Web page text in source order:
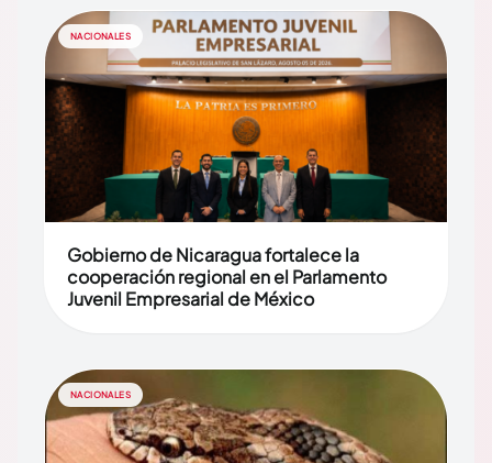
NACIONALES
Gobierno de Nicaragua fortalece la
cooperación regional en el Parlamento
Juvenil Empresarial de México
NACIONALES